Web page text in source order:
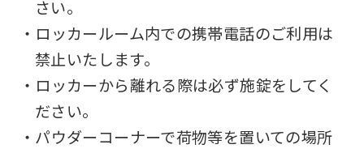
さい。
・ロッカールーム内での携帯電話のご利用は
禁止いたします。
・ロッカーから離れる際は必ず施錠をしてく
ださい。
・パウダーコーナーで荷物等を置いての場所
if
use
automatic